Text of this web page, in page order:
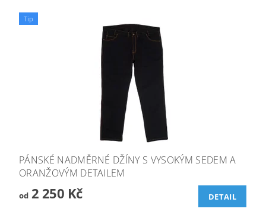
Tip
PÁNSKÉ NADMĚRNÉ DŽÍNY S VYSOKÝM SEDEM A
ORANŽOVÝM DETAILEM
od2 250 Kč DETAIL